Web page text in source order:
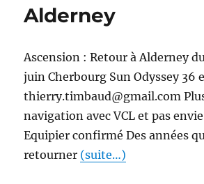
Alderney
Ascension : Retour à Alderney
juin Cherbourg Sun Odyssey 36
thierry.timbaud@gmail.com
navigation avec VCL et pas
Equipier confirmé Des années
retourner (suite…)